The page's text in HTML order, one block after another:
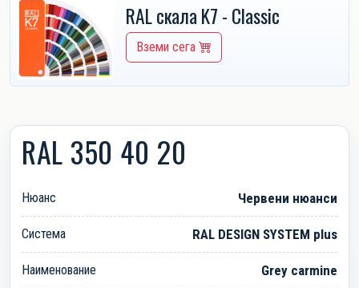
RAL скала K7 - Classic
Вземи сега
RAL 350 40 20
Нюанс Червени нюанси
Система RAL DESIGN SYSTEM plus
Наименование Grey carmine